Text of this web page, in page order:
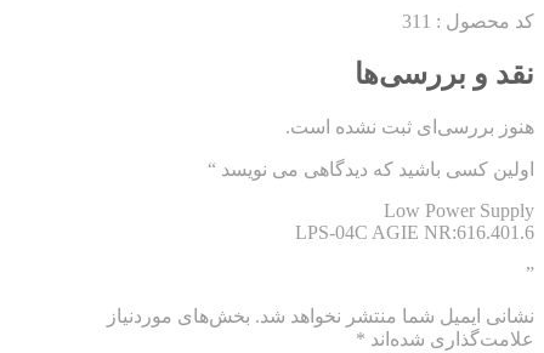
کد محصول : 311
نقد و بررسی‌ها
هنوز بررسی‌ای ثبت نشده است.
اولین کسی باشید که دیدگاهی می نویسد “
Low Power Supply
LPS-04C AGIE NR:616.401.6
”
نشانی ایمیل شما منتشر نخواهد شد. بخش‌های موردنیاز
علامت‌گذاری شده‌اند *